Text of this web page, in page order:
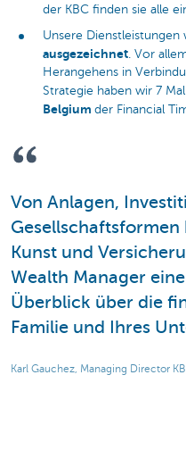
der KBC finden sie alle
Unsere Dienstleistungen
ausgezeichnet. Vor
Herangehens in
Strategie haben wir 7
Belgium der Financial
Von Anlagen,
Kunst und
Wealth Manager
Überblick über die
Familie und Ihres
Karl Gauchez, Managing Director